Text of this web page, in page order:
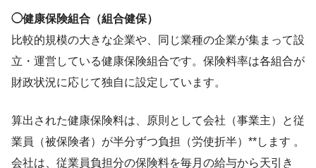
◯健康保険組合（組合健保）
比較的規模の大きな企業や、同じ業種の企業が集まって設
立・運営している健康保険組合です。保険料率は各組合が
財政状況に応じて独自に設定しています。
算出された健康保険料は、原則として会社（事業主）と従
業員（被保険者）が半分ずつ負担（労使折半）**します 。
会社は、従業員負担分の保険料を毎月の給与から天引き